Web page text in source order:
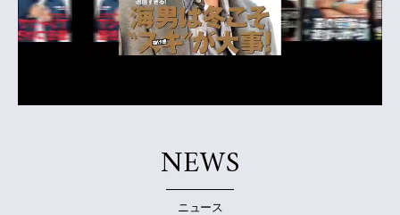
NEWS
ニュース